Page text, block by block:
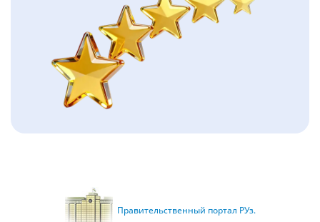
Правительственный портал РУз.